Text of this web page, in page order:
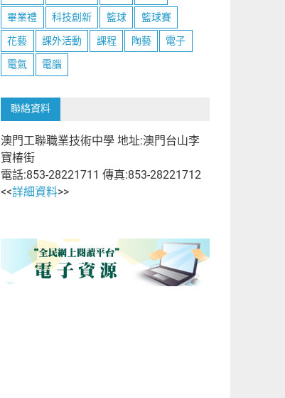
畢業禮 科技創新 籃球 籃球賽
花藝 課外活動 課程 陶藝 電子
電氣 電腦
聯絡資料
澳門工聯職業技術中學 地址:澳門台山李
寶椿街
電話:853-28221711 傳真:853-28221712
<<詳細資料>>